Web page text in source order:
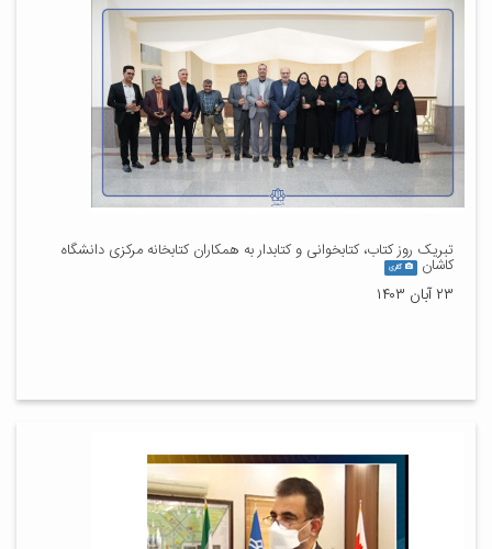
تبریک روز کتاب، کتابخوانی و کتابدار به همکاران کتابخانه مرکزی دانشگاه
کاشان گالری
۲۳ آبان ۱۴۰۳